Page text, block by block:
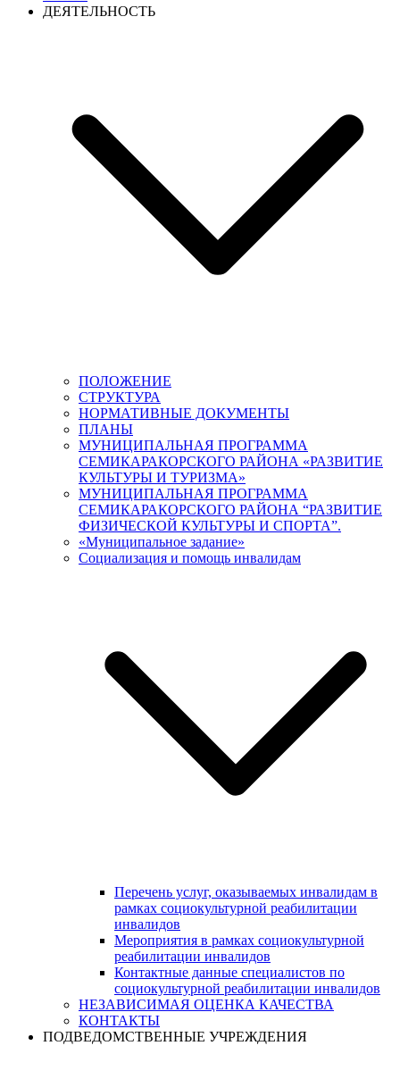
ДЕЯТЕЛЬНОСТЬ
ПОЛОЖЕНИЕ
СТРУКТУРА
НОРМАТИВНЫЕ ДОКУМЕНТЫ
ПЛАНЫ
МУНИЦИПАЛЬНАЯ ПРОГРАММА
СЕМИКАРАКОРСКОГО РАЙОНА «РАЗВИТИЕ
КУЛЬТУРЫ И ТУРИЗМА»
МУНИЦИПАЛЬНАЯ ПРОГРАММА
СЕМИКАРАКОРСКОГО РАЙОНА “РАЗВИТИЕ
ФИЗИЧЕСКОЙ КУЛЬТУРЫ И СПОРТА”.
«Муниципальное задание»
Социализация и помощь инвалидам
Перечень услуг, оказываемых инвалидам в
рамках социокультурной реабилитации
инвалидов
Мероприятия в рамках социокультурной
реабилитации инвалидов
Контактные данные специалистов по
социокультурной реабилитации инвалидов
НЕЗАВИСИМАЯ ОЦЕНКА КАЧЕСТВА
КОНТАКТЫ
ПОДВЕДОМСТВЕННЫЕ УЧРЕЖДЕНИЯ